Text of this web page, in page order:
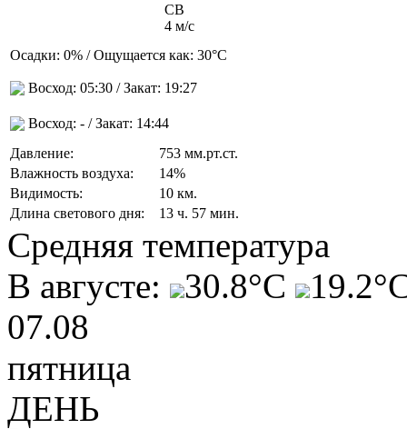
СВ
4 м/с
Осадки: 0% / Ощущается как: 30°C
Восход: 05:30 / Закат: 19:27
Восход: - / Закат: 14:44
Давление:
753 мм.рт.ст.
Влажность воздуха:
14%
Видимость:
10 км.
Длина светового дня:
13 ч. 57 мин.
Средняя температура
В августе:
30.8°C
07.08
пятница
ДЕНЬ